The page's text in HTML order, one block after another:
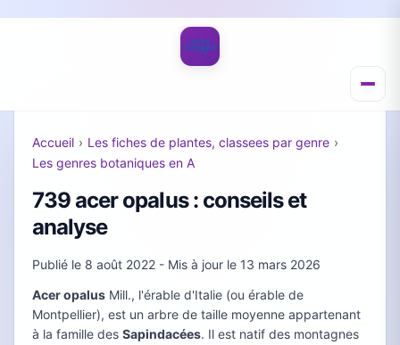
Accueil › Les fiches de plantes, classees par genre ›
Les genres botaniques en A
739 acer opalus : conseils et
analyse
Publié le 8 août 2022 - Mis à jour le 13 mars 2026
Acer opalus Mill., l'érable d'Italie (ou érable de
Montpellier), est un arbre de taille moyenne appartenant
à la famille des Sapindacées. Il est natif des montagnes